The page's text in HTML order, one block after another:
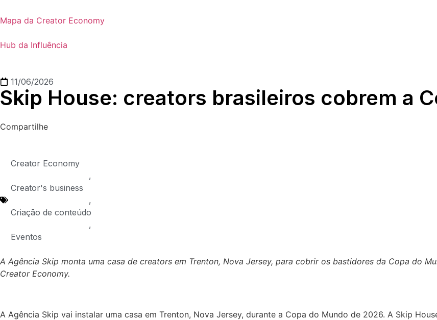
Mapa da Creator Economy
Hub da Influência
11/06/2026
Skip House: creators brasileiros cobrem a
Compartilhe
Creator Economy
,
Creator's business
,
Criação de conteúdo
,
Eventos
A Agência Skip monta uma casa de creators em Trenton, Nova Jersey, para cobrir os bastidores da Copa do
Creator Economy.
A Agência Skip vai instalar uma casa em Trenton, Nova Jersey, durante a Copa do Mundo de 2026. A Skip